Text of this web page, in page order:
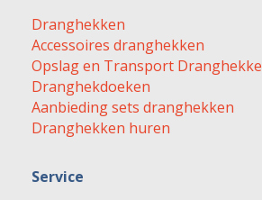
Dranghekken
Accessoires dranghekken
Opslag en Transport
Dranghekdoeken
Aanbieding sets dranghekken
Dranghekken huren
Service